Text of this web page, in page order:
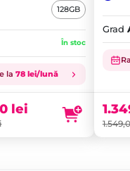
128GB
În stoc
la78 lei/lună
lei
Grad
fost:
este: